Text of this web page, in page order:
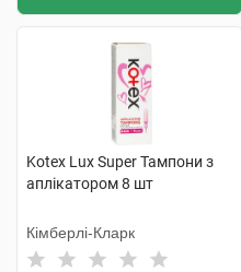
Kotex Lux Super Тампони з
аплікатором 8 шт
Кімберлі-Кларк